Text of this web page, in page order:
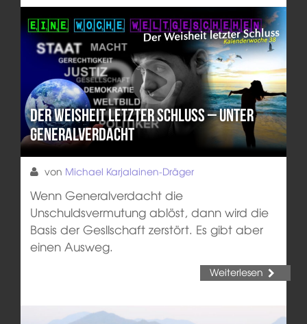
Der Weisheit letzter Schluss – Unter
Generalverdacht
von Michael Karjalainen-Dräger
Wenn Generalverdacht die
Unschuldsvermutung ablöst, dann wird die
Basis der Gesllschaft zerstört. Es gibt aber
einen Ausweg.
Weiterlesen